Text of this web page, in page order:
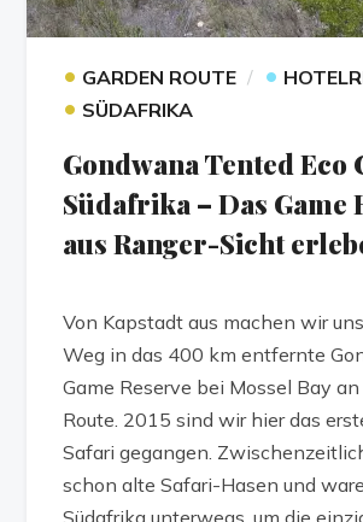
• GARDEN ROUTE •
• SÜDAFRIKA
Gondwana Tented Eco
Südafrika – Das Game
aus Ranger-Sicht
Von Kapstadt aus machen wir
Weg in das 400 km entfernte
Game Reserve bei Mossel Bay an
Route. 2015 sind wir hier das
Safari gegangen.
schon alte Safari-Hasen und